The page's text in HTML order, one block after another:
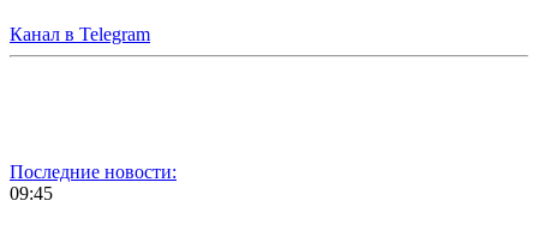
Канал в Telegram
Последние новости:
09:45